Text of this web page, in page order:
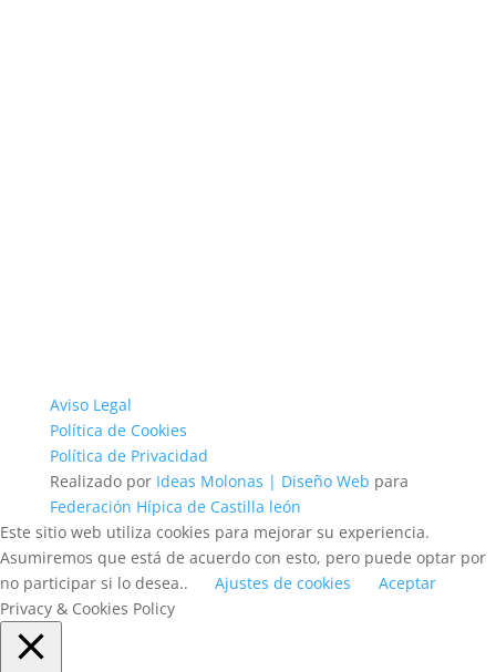
Aviso Legal
Política de Cookies
Política de Privacidad
Realizado por Ideas Molonas | Diseño Web para
Federación Hípica de Castilla león
Este sitio web utiliza cookies para mejorar su experiencia.
Asumiremos que está de acuerdo con esto, pero puede optar por
no participar si lo desea..
Ajustes de cookies
Aceptar
Privacy & Cookies Policy